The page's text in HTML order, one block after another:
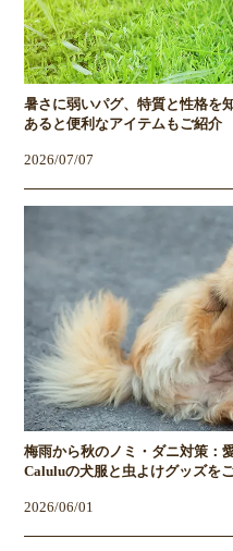
暑さに弱いパグ、特質と性格を
あると便利なアイテムもご紹介
2026/07/07
梅雨から秋のノミ・ダニ対策：
Caluluの犬服と虫よけグッズを
2026/06/01